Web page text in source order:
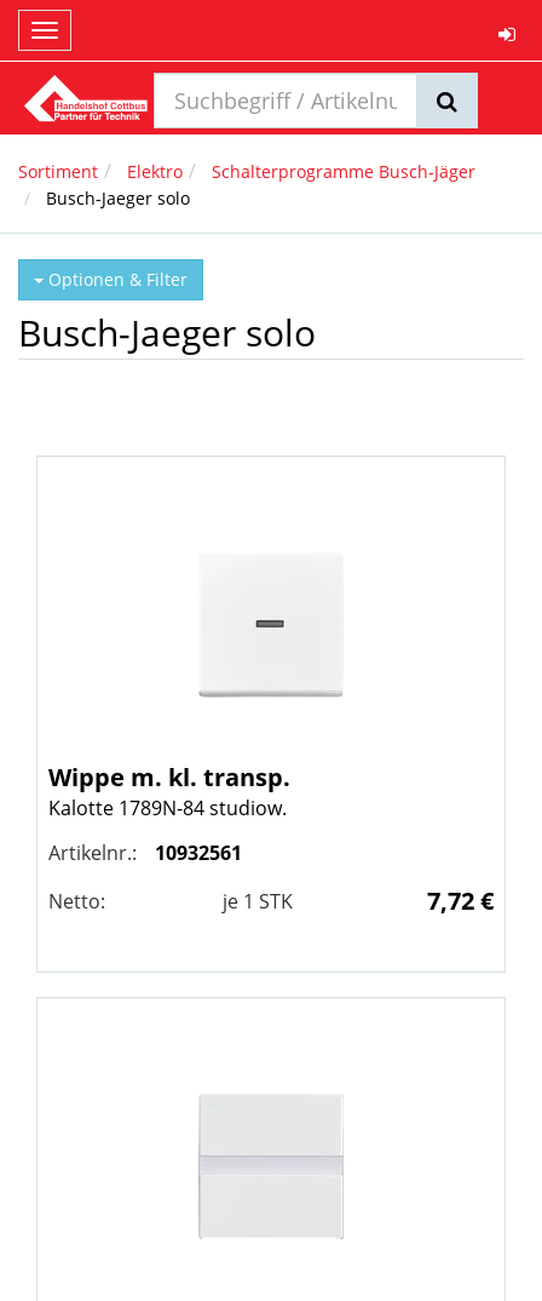
Toggle
navigation
Sortiment Elektro
Schalterprogramme Busch-Jäger
Busch-Jaeger solo
Optionen & Filter
Busch-Jaeger solo
Wippe m. kl. transp.
Kalotte 1789N-84 studiow.
Artikelnr.:
10932561
Netto:
je 1 STK 7,72 €